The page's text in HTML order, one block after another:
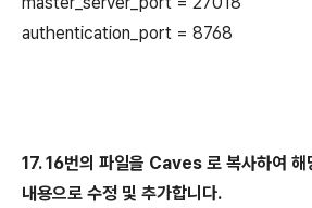
authentication_port = 8768
17. 16번의 파일을 Caves 로 복사하여 해
내용으로 수정 및 추가합니다.